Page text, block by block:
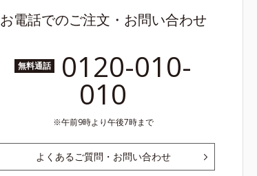
お電話でのご注文・お問い合わせ
無料通話 0120-010-
010
午前9時より午後7時まで
よくあるご質問・お問い合わせ